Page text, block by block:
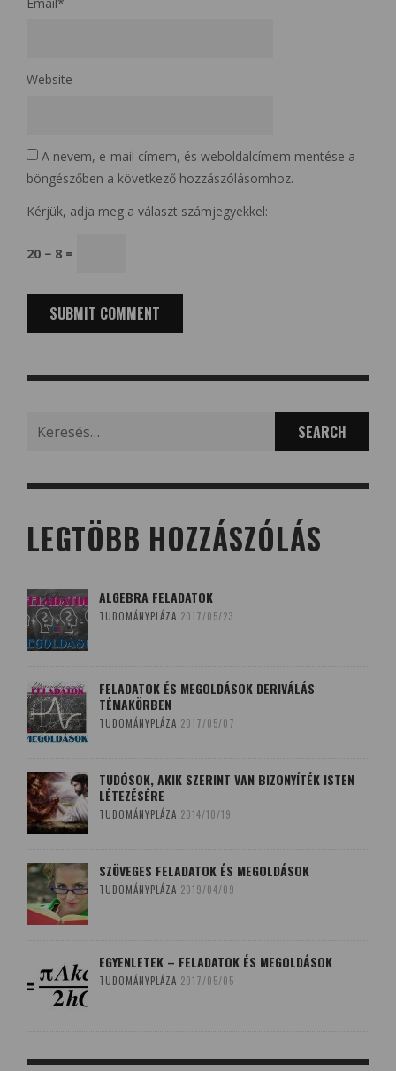
Website
A nevem, e-mail címem, és weboldalcímem mentése a
böngészőben a következő hozzászólásomhoz.
Kérjük, adja meg a választ számjegyekkel:
20 − 8 =
for:
LEGTÖBB HOZZÁSZÓLÁS
ALGEBRA FELADATOK
TUDOMÁNYPLÁZA 2017/05/23
FELADATOK ÉS MEGOLDÁSOK DERIVÁLÁS
TÉMAKÖRBEN
TUDOMÁNYPLÁZA 2017/05/07
TUDÓSOK, AKIK SZERINT VAN BIZONYÍTÉK ISTEN
LÉTEZÉSÉRE
TUDOMÁNYPLÁZA 2014/10/19
SZÖVEGES FELADATOK ÉS MEGOLDÁSOK
TUDOMÁNYPLÁZA 2019/04/09
EGYENLETEK – FELADATOK ÉS MEGOLDÁSOK
TUDOMÁNYPLÁZA 2017/05/05